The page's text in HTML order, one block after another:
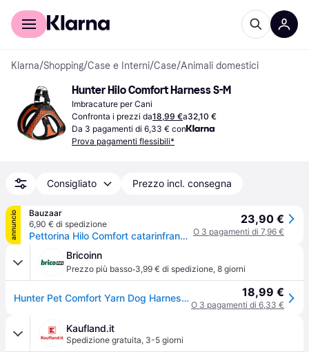
Per il tuo shopping
Klarna/Shopping/Case e Interni/Case/Animali domestici
Hunter Hilo Comfort Harness S-M
Imbracature per Cani
Confronta i prezzi da18,99 €a32,10 €
Da 3 pagamenti di 6,33 € con
Prova pagamenti flessibili*
Consigliato Prezzo incl. consegna
annuncio
Bauzaar
6,90 € di spedizione
Pettorina Hilo Comfort catarinfrangente Hunter Antracite Taglia S/M - 1° ORDINE? scegli tra BZR5 - BZR20 + 200 pt fedeltà
23,90 €
O 3 pagamenti di 7,96 €
Bricoinn
Prezzo più basso·3,99 € di spedizione, 8 giorni
Hunter Pet Comfort Yarn Dog Harness Rosso 48-55 cm 18,99 €
O 3 pagamenti di 6,33 €
Kaufland.it
Spedizione gratuita, 3-5 giorni